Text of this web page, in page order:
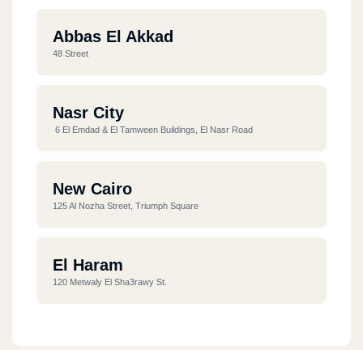
Abbas El Akkad
48 Street
Nasr City
6 El Emdad & El Tamween Buildings, El Nasr Road
New Cairo
125 Al Nozha Street, Triumph Square
El Haram
120 Metwaly El Sha3rawy St.